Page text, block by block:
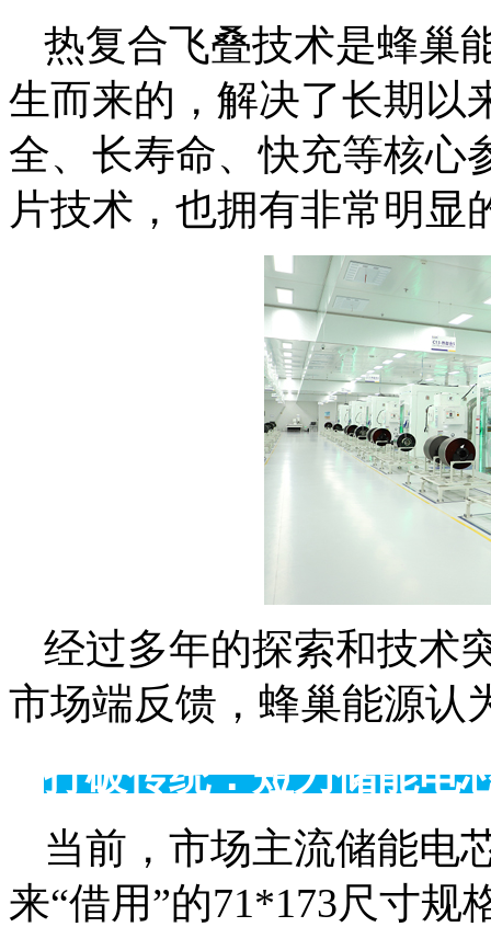
热复合飞叠技术是蜂巢
生而来的，解决了长期以
全、长寿命、快充等核心
片技术，也拥有非常明显
经过多年的探索和技术
市场端反馈，蜂巢能源认
打破传统：短刀储能电
当前，市场主流储能电
来“借用”的71*173尺寸规